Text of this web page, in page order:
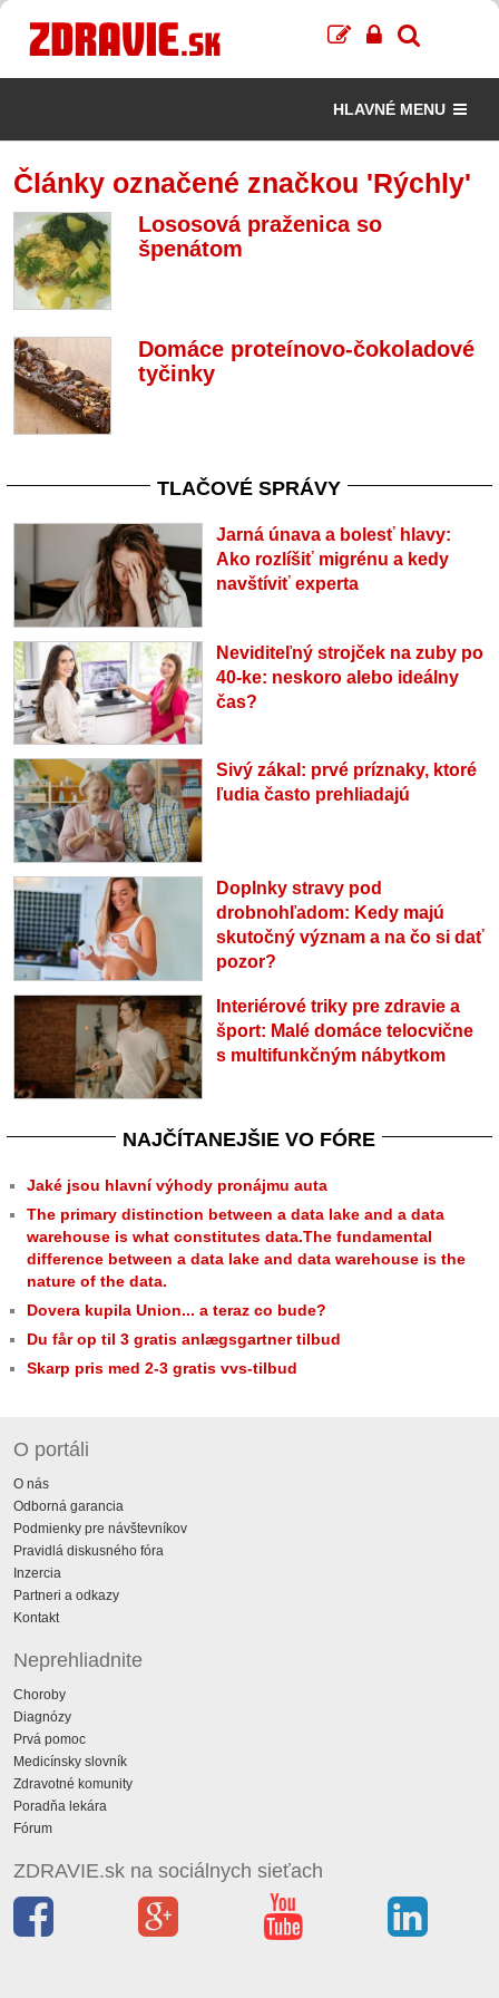
HLAVNÉ MENU
Články označené značkou 'Rýchly'
Lososová praženica so
špenátom
Domáce proteínovo-čokoladové
tyčinky
TLAČOVÉ SPRÁVY
Jarná únava a bolesť hlavy:
Ako rozlíšiť migrénu a kedy
navštíviť experta
Neviditeľný strojček na zuby po
40-ke: neskoro alebo ideálny
čas?
Sivý zákal: prvé príznaky, ktoré
ľudia často prehliadajú
Doplnky stravy pod
drobnohľadom: Kedy majú
skutočný význam a na čo si dať
pozor?
Interiérové triky pre zdravie a
šport: Malé domáce telocvične
s multifunkčným nábytkom
NAJČÍTANEJŠIE VO FÓRE
Jaké jsou hlavní výhody pronájmu auta
The primary distinction between a data lake and a data
warehouse is what constitutes data.The fundamental
difference between a data lake and data warehouse is the
nature of the data.
Dovera kupila Union... a teraz co bude?
Du får op til 3 gratis anlægsgartner tilbud
Skarp pris med 2-3 gratis vvs-tilbud
O portáli
O nás
Odborná garancia
Podmienky pre návštevníkov
Pravidlá diskusného fóra
Inzercia
Partneri a odkazy
Kontakt
Neprehliadnite
Choroby
Diagnózy
Prvá pomoc
Medicínsky slovník
Zdravotné komunity
Poradňa lekára
Fórum
ZDRAVIE.sk na sociálnych sieťach